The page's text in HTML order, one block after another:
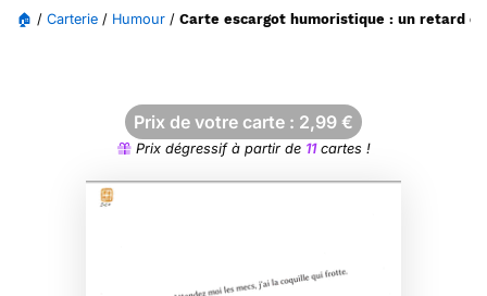
🏠 / Carterie / Humour / Carte escargot humoristique : un retard
Prix de votre carte : 2,99 €
Prix dégressif à partir de 11cartes !